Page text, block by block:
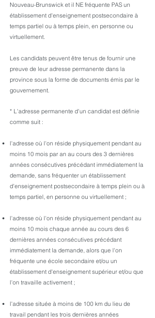
Nouveau-Brunswick et il NE fréquente PAS un
établissement d'enseignement postsecondaire à
temps partiel ou à temps plein, en personne ou
virtuellement.
Les candidats peuvent être tenus de fournir une
preuve de leur adresse permanente dans la
province sous la forme de documents émis par le
gouvernement.
* L'adresse permanente d'un candidat est définie
comme suit :
l'adresse où l'on réside physiquement pendant au
moins 10 mois par an au cours des 3 dernières
années consécutives précédant immédiatement la
demande, sans fréquenter un établissement
d'enseignement postsecondaire à temps plein ou à
temps partiel, en personne ou virtuellement ;
l'adresse où l'on réside physiquement pendant au
moins 10 mois chaque année au cours des 6
dernières années consécutives précédant
immédiatement la demande, alors que l'on
fréquente une école secondaire et/ou un
établissement d'enseignement supérieur et/ou que
l'on travaille activement ;
l'adresse située à moins de 100 km du lieu de
travail pendant les trois dernières années